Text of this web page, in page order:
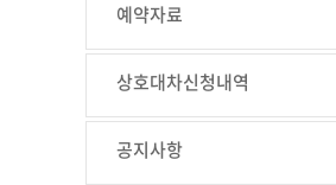
예약자료
상호대차신청내역
공지사항